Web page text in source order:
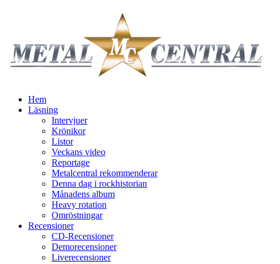
Hem
Läsning
Intervjuer
Krönikor
Listor
Veckans video
Reportage
Metalcentral rekommenderar
Denna dag i rockhistorian
Månadens album
Heavy rotation
Omröstningar
Recensioner
CD-Recensioner
Demorecensioner
Liverecensioner